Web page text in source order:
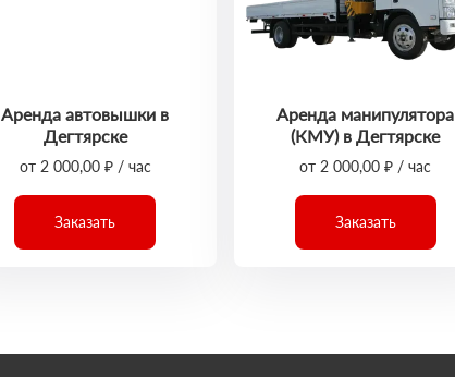
Аренда автовышки в
Дегтярске
от 2 000,00 ₽ / час
Заказать
Аренда манипулятора
(КМУ) в Дегтярске
от 2 000,00 ₽ / час
Заказать